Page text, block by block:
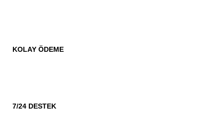
KOLAY ÖDEME
7/24 DESTEK